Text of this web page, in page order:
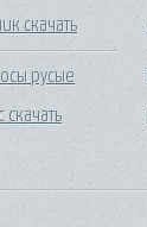
скачать
русые
скачать